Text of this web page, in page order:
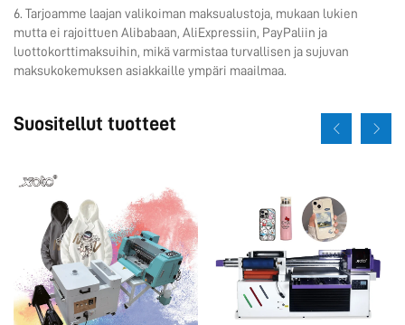
6. Tarjoamme laajan valikoiman maksualustoja, mukaan lukien
mutta ei rajoittuen Alibabaan, AliExpressiin, PayPaliin ja
luottokorttimaksuihin, mikä varmistaa turvallisen ja sujuvan
maksukokemuksen asiakkaille ympäri maailmaa.
Suositellut tuotteet